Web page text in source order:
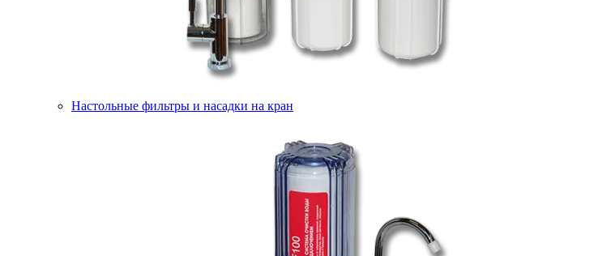
Настольные фильтры и насадки на кран